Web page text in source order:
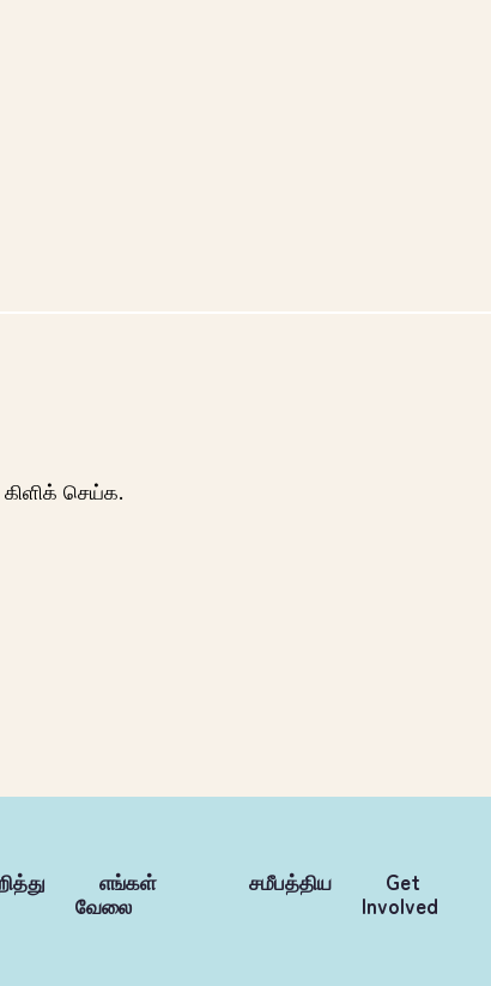
செய்க.
எங்கள்
வேலை
சமீபத்திய
Get
Involved